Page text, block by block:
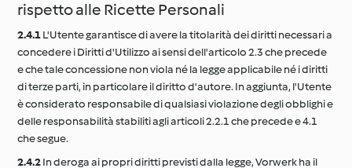
rispetto alle Ricette Personali
2.4.1L'Utente garantisce di avere la titolarità dei diritti necessari a
concedere i Diritti d'Utilizzo ai sensi dell'articolo 2.3 che precede
e che tale concessione non viola né la legge applicabile né i diritti
di terze parti, in particolare il diritto d'autore. In aggiunta, l'Utente
è considerato responsabile di qualsiasi violazione degli obblighi e
delle responsabilità stabiliti agli articoli 2.2.1 che precede e 4.1
che segue.
2.4.2In deroga ai propri diritti previsti dalla legge, Vorwerk ha il